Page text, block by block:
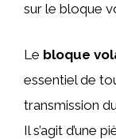
sur le bloque
Le bloque
essentiel de
transmission
Il s’agit d’une